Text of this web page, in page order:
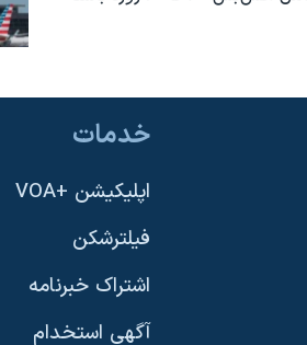
خدمات
اپلیکیشن +VOA
فیلترشکن
اشتراک خبرنامه
آگهی استخدام